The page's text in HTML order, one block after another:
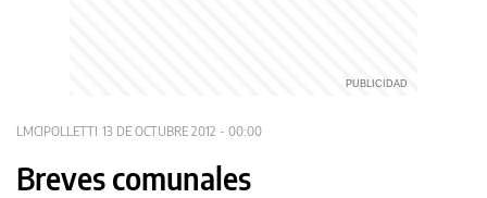
LMCIPOLLETTI 13 DE OCTUBRE 2012 - 00:00
Breves comunales